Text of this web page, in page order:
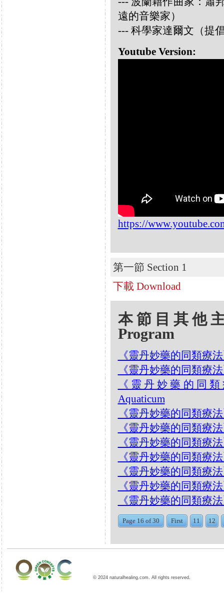
遠的音樂家）
--- 科學家達爾文（提
Youtube Version:
https://
第一節 Section 1
下載 Download
本節目其他
Program
《靈丹妙藥的同類療
《靈丹妙藥的同類療
《靈丹妙藥的同類
Aquaticum
《靈丹妙藥的同類療
《靈丹妙藥的同類療
《靈丹妙藥的同類療
《靈丹妙藥的同類療
《靈丹妙藥的同類療
《靈丹妙藥的同類療
《靈丹妙藥的同類療
Page 16 of 30 First 11 12
© 2024 naturalhealing.com. All rights reserved.